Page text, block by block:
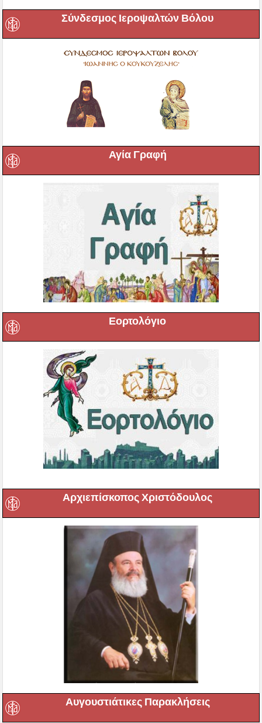
Σύνδεσμος Ιεροψαλτών Βόλου
Αγία Γραφή
Εορτολόγιο
Αρχιεπίσκοπος Χριστόδουλος
Αυγουστιάτικες Παρακλήσεις